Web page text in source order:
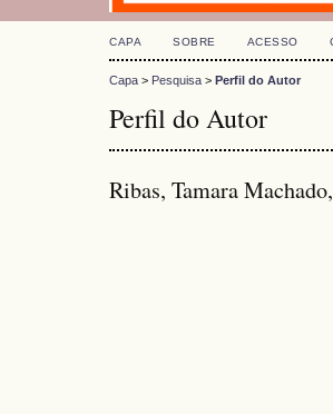
CAPA SOBRE ACESSO
Capa > Pesquisa > Perfil do Autor
Perfil do Autor
Ribas, Tamara